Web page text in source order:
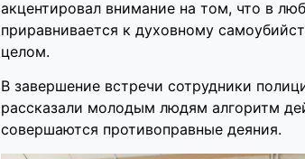
акцентировал внимание на том, что в
приравнивается к духовному
целом.
В завершение встречи сотрудники
рассказали молодым людям алгоритм
совершаются противоправные деяния.